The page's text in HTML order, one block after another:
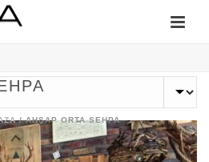
/AHŞAP ORTA SEHPA